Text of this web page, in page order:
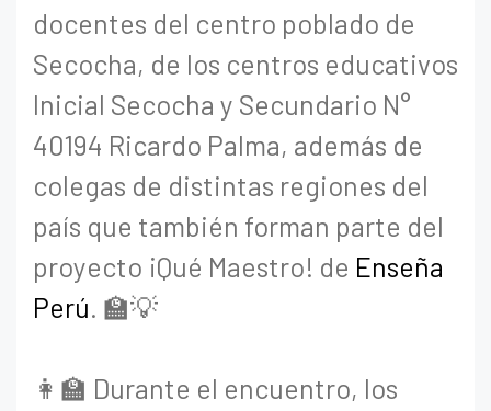
docentes del centro poblado de
Secocha, de los centros educativos
Inicial Secocha y Secundario N°
40194 Ricardo Palma, además de
colegas de distintas regiones del
país que también forman parte del
proyecto ¡Qué Maestro! de Enseña
Perú. 🏫💡
👩‍🏫 Durante el encuentro, los